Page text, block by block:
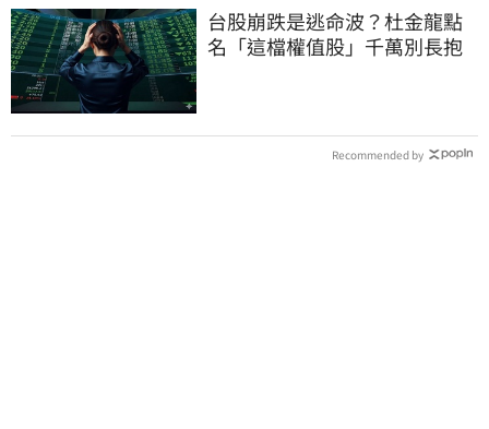
台股崩跌是逃命波？杜金龍點
名「這檔權值股」千萬別長抱
Recommended by